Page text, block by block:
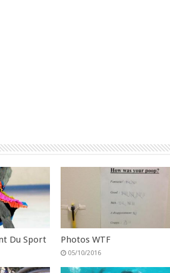
Du Sport Photos WTF
05/10/2016